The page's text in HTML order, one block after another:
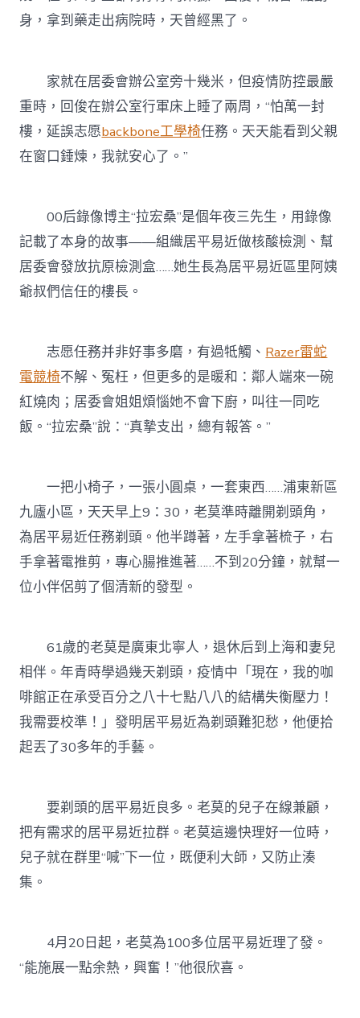
身，拿到藥走出病院時，天曾經黑了。
家就在居委會辦公室旁十幾米，但疫情防控最嚴
重時，回俊在辦公室行軍床上睡了兩周，“怕萬一封
樓，延誤志愿backbone工學椅任務。天天能看到父親
在窗口錘煉，我就安心了。”
00后錄像博主“拉宏桑”是個年夜三先生，用錄像
記載了本身的故事——組織居平易近做核酸檢測、幫
居委會發放抗原檢測盒……她生長為居平易近區里阿姨
爺叔們信任的樓長。
志愿任務并非好事多磨，有過牴觸、 Razer雷蛇
電競椅不解、冤枉，但更多的是暖和：鄰人端來一碗
紅燒肉；居委會姐姐煩惱她不會下廚，叫往一同吃
飯。“拉宏桑”說：“真摯支出，總有報答。”
一把小椅子，一張小圓桌，一套東西……浦東新區
九廬小區，天天早上9：30，老莫準時離開剃頭角，
為居平易近任務剃頭。他半蹲著，左手拿著梳子，右
手拿著電推剪，專心腸推進著……不到20分鐘，就幫一
位小伴侶剪了個清新的發型。
61歲的老莫是廣東北寧人，退休后到上海和妻兒
相伴。年青時學過幾天剃頭，疫情中「現在，我的咖
啡館正在承受百分之八十七點八八的結構失衡壓力！
我需要校準！」發明居平易近為剃頭難犯愁，他便拾
起丟了30多年的手藝。
要剃頭的居平易近良多。老莫的兒子在線兼顧，
把有需求的居平易近拉群。老莫這邊快理好一位時，
兒子就在群里“喊”下一位，既便利大師，又防止湊
集。
4月20日起，老莫為100多位居平易近理了發。
“能施展一點余熱，興奮！”他很欣喜。